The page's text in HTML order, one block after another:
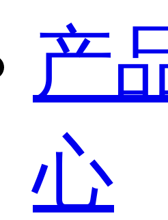
产
心